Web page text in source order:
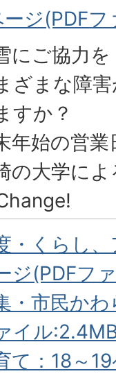
ジ(PDFフ
にご協力を
ざまな障
すか？
年始の営業
の大学に
・くらし
ジ(PDFフ
・市民か
イル
て：18～